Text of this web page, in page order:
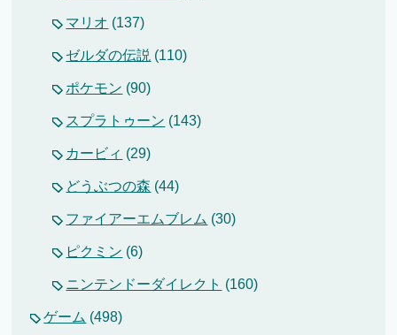
マリオ (137)
ゼルダの伝説 (110)
ポケモン (90)
スプラトゥーン (143)
カービィ (29)
どうぶつの森 (44)
ファイアーエムブレム (30)
ピクミン (6)
ニンテンドーダイレクト (160)
ゲーム (498)